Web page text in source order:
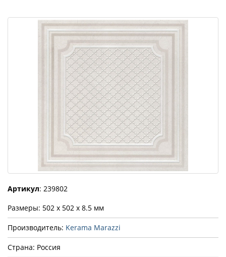
Артикул: 239802
Размеры: 502 x 502 x 8.5 мм
Производитель: Kerama Marazzi
Страна: Россия